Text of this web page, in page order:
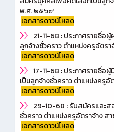
พ.ศ. ๒๕๖๙
เอกสารดาวน์โหลด
21-11-68 : ประกาศรายชื่อ
ลูกจ้างชั่วคราว ตำแหน่งครูอัตรา
เอกสารดาวน์โหลด
17-11-68 : ประกาศรายชื่
เป็นลูกจ้างชั่วคราว ตำแหน่งครูอั
เอกสารดาวน์โหลด
29-10-68 : รับสมัครและส
ชั่วคราว ตำแหน่งครูอัตราจ้าง ส
เอกสารดาวน์โหลด